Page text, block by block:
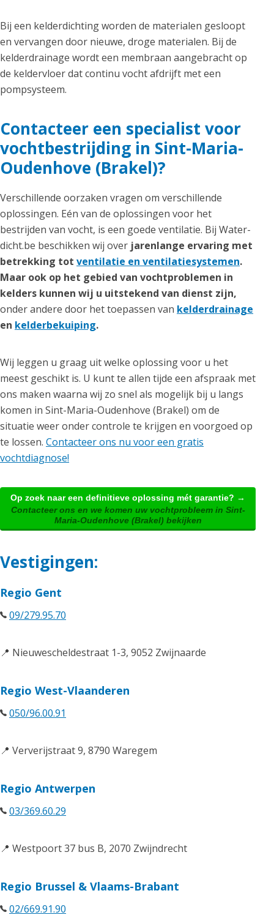
Bij een kelderdichting worden de materialen gesloopt
en vervangen door nieuwe, droge materialen. Bij de
kelderdrainage wordt een membraan aangebracht op
de keldervloer dat continu vocht afdrijft met een
pompsysteem.
Contacteer een specialist voor
vochtbestrijding in Sint-Maria-
Oudenhove (Brakel)?
Verschillende oorzaken vragen om verschillende
oplossingen. Eén van de oplossingen voor het
bestrijden van vocht, is een goede ventilatie. Bij Water-
dicht.be beschikken wij over jarenlange ervaring met
betrekking tot ventilatie en ventilatiesystemen.
Maar ook op het gebied van vochtproblemen in
kelders kunnen wij u uitstekend van dienst zijn,
onder andere door het toepassen van kelderdrainage
en kelderbekuiping.
Wij leggen u graag uit welke oplossing voor u het
meest geschikt is. U kunt te allen tijde een afspraak met
ons maken waarna wij zo snel als mogelijk bij u langs
komen in Sint-Maria-Oudenhove (Brakel) om de
situatie weer onder controle te krijgen en voorgoed op
te lossen. Contacteer ons nu voor een gratis
vochtdiagnose!
Op zoek naar een definitieve oplossing mét garantie? →
Contacteer ons en we komen uw vochtprobleem in Sint-
Maria-Oudenhove (Brakel) bekijken
Vestigingen:
Regio Gent
09/279.95.70
📍 Nieuwescheldestraat 1-3, 9052 Zwijnaarde
Regio West-Vlaanderen
050/96.00.91
📍 Ververijstraat 9, 8790 Waregem
Regio Antwerpen
03/369.60.29
📍 Westpoort 37 bus B, 2070 Zwijndrecht
Regio Brussel & Vlaams-Brabant
02/669.91.90